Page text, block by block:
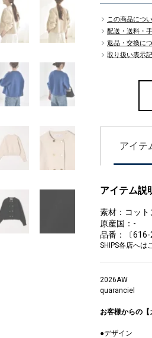
この商品につ
配送・送料・
返品・交換に
取り扱い表示
アイテ
アイテム説
素材：コット
原産国：-
品番：〔616-
SHIPS各店へは
2026AW
quaranciel
お客様からの【
●デザイン